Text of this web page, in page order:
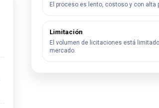
El proceso es lento, costoso y con alta
Limitación
El volumen de licitaciones está
mercado.